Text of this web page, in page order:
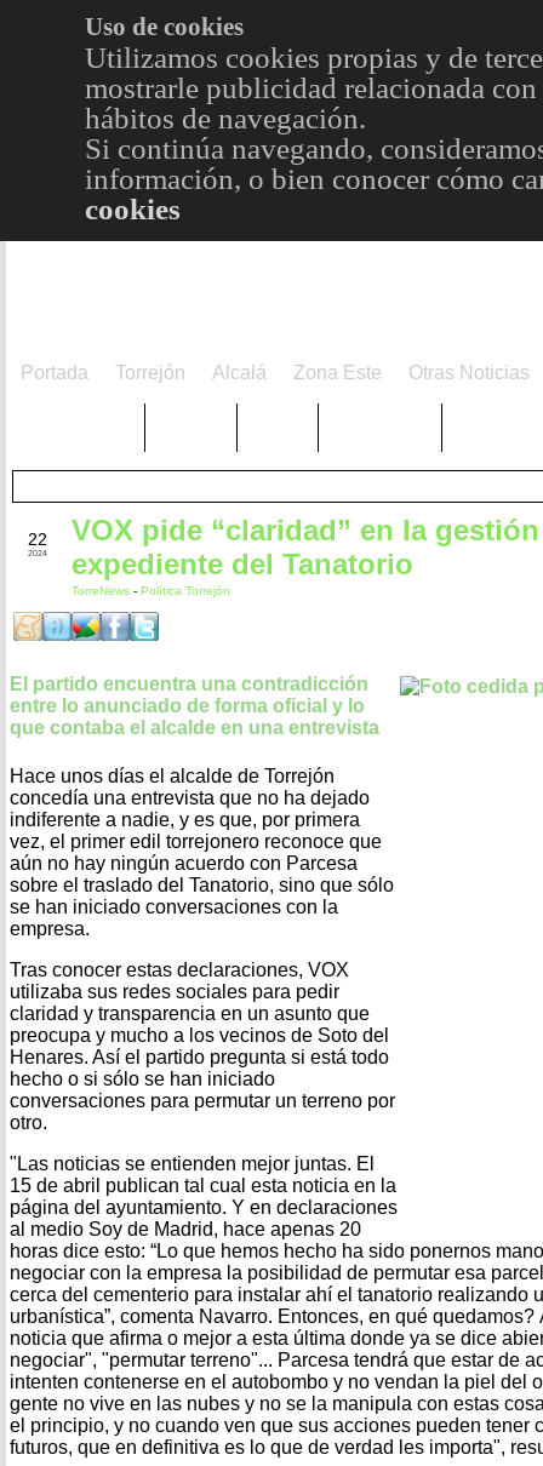
Uso de cookies
Utilizamos cookies propias y de
mostrarle publicidad relacionada
hábitos de navegación.
Si continúa navegando,
información, o bien conocer cómo
cookies
Portada Torrejón Alcalá Zona Este Otras Noticias
22
2024
VOX pide “claridad” en la
expediente del Tanatorio
TorreNews - Política Torrejón
El partido encuentra una contradicción
entre lo anunciado de forma oficial y lo
que contaba el alcalde en una entrevista
Hace unos días el alcalde de Torrejón
concedía una entrevista que no ha dejado
indiferente a nadie, y es que, por primera
vez, el primer edil torrejonero reconoce que
aún no hay ningún acuerdo con Parcesa
sobre el traslado del Tanatorio, sino que sólo
se han iniciado conversaciones con la
empresa.
Tras conocer estas declaraciones, VOX
utilizaba sus redes sociales para pedir
claridad y transparencia en un asunto que
preocupa y mucho a los vecinos de Soto del
Henares. Así el partido pregunta si está todo
hecho o si sólo se han iniciado
conversaciones para permutar un terreno por
otro.
"Las noticias se entienden mejor juntas. El
15 de abril publican tal cual esta noticia en la
página del ayuntamiento. Y en declaraciones
al medio Soy de Madrid, hace apenas 20
horas dice esto: “Lo que hemos hecho ha sido ponernos
negociar con la empresa la posibilidad de permutar esa
cerca del cementerio para instalar ahí el tanatorio realizando
urbanística”, comenta Navarro. Entonces, en qué
noticia que afirma o mejor a esta última donde ya se dice
negociar", "permutar terreno"... Parcesa tendrá que estar de
intenten contenerse en el autobombo y no vendan la piel del
gente no vive en las nubes y no se la manipula con estas
el principio, y no cuando ven que sus acciones pueden tener
futuros, que en definitiva es lo que de verdad les importa",